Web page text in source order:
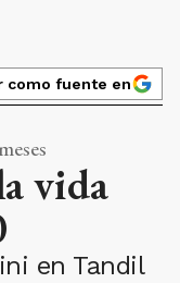
como fuente en
vida
en Tandil